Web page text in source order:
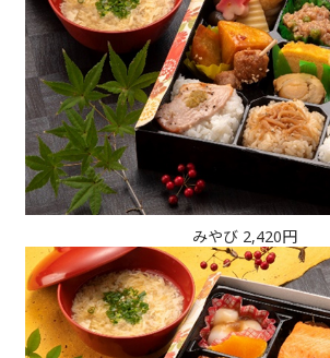
みやび 2,420円